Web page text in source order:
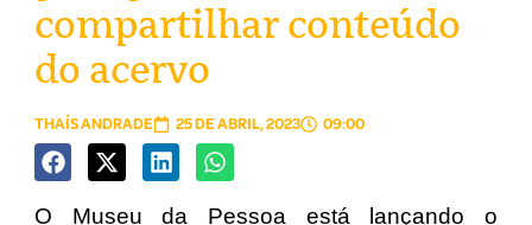
compartilhar conteúdo
do acervo
THAÍS ANDRADE 25 DE ABRIL, 2023 09:00
O Museu da Pessoa está lançando o